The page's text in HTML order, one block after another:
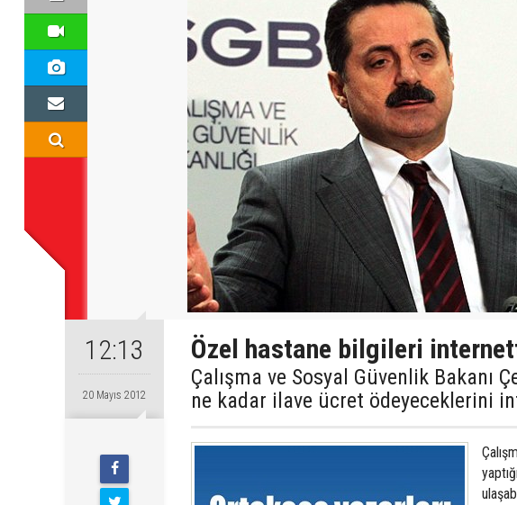
12:13
20 Mayıs 2012
Özel hastane bilgileri
Çalışma ve Sosyal Güvenlik Bakanı
ne kadar ilave ücret ödeyeceklerini